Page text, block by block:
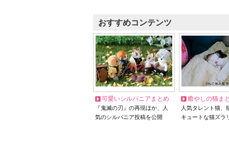
おすすめコンテンツ
可愛いシルバニアまとめ
『鬼滅の刃』の再現ほか、人
気のシルバニア投稿を公開
癒やしの猫ま
人気タレント猫
キュートな猫ズラ